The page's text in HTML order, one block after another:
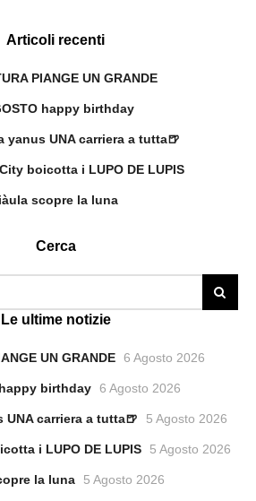
Articoli recenti
PIANGE UN GRANDE
happy birthday
yanus UNA carriera a tutta🍺
boicotta i LUPO DE LUPIS
scopre la luna
Cerca
Le ultime notizie
UN GRANDE 6 Agosto 2026
birthday 6 Agosto 2026
UNA carriera a tutta🍺 5 Agosto 2026
i LUPO DE LUPIS 5 Agosto 2026
la luna 5 Agosto 2026